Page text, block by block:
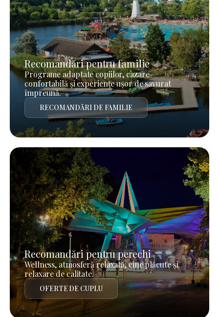
Recomandări pentru familie
Programe adaptate copiilor, cazare
confortabilă și experiențe ușor de savurat
împreună.
RECOMANDĂRI DE FAMILIE
Recomandări pentru perechi
Wellness, atmosferă relaxată, cine plăcute și
relaxare de calitate.
OFERTE DE CUPLU